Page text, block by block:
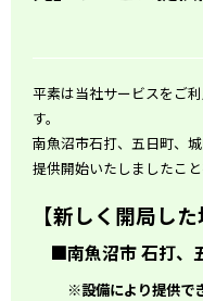
平素は当社サービスをご
す。
南魚沼市石打、五日町、
提供開始いたしましたこ
【新しく開局した
■南魚沼市 石打、
※設備により提供で